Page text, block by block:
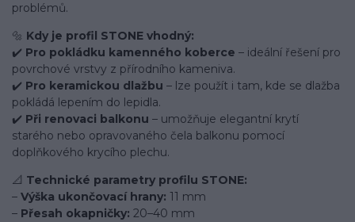
problémů.
🔩 Kdy je profil STONE vhodný:
✔️ Pro pokládku kamenného koberce – ideální řešení pro
povrchové vrstvy z přírodního kameniva.
✔️ Pro keramickou dlažbu – lze použít i tam, kde se dlažba
pokládá lepením do lepidla.
✔️ Při renovaci balkonu – umožňuje elegantní krytí
starého nebo opravovaného čela balkonu pomocí
doplňkového krycího plechu.
📐 Technické parametry profilu STONE:
– Výška ukončovací hrany: 11 mm
– Přesah okapničky: 20–40 mm